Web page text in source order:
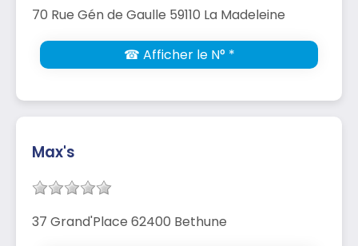
70 Rue Gén de Gaulle 59110 La Madeleine
☎ Afficher le N° *
Max's
37 Grand'Place 62400 Bethune